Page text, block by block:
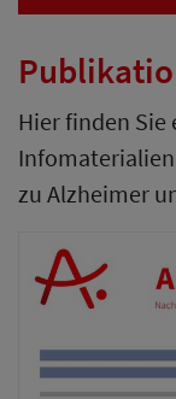
Hier finden
zu Alzheimer